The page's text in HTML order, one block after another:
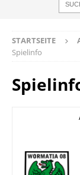
STARTSEITE
Spielinfo